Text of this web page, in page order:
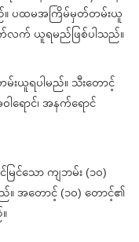
။ ပထမအကြိမ်မှတ်တမ်းယူ
က်လက် ယူရမည်ဖြစ်ပါသည်။
မ်းယူရပါမည်။ သီးတောင့်
ဝါရောင်၊ အနက်ရောင်
မြင်သော ကျဘမ်း (၁၀)
အတောင့် (၁၀) တောင့်၏